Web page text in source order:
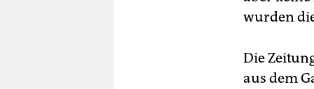
wurden
Die
aus dem